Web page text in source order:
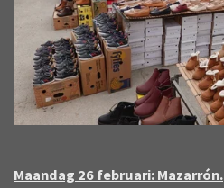
Maandag 26 februari: Mazarrón.